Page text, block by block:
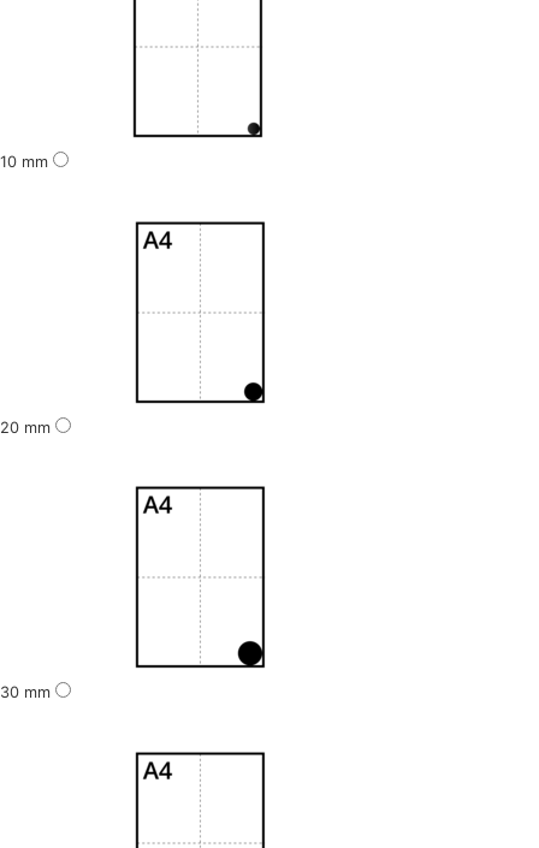
10 mm
20 mm
30 mm